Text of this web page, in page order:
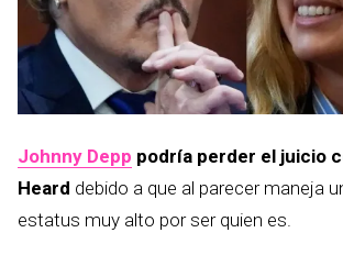
Johnny Depp podría perder el juicio
Heard debido a que al parecer maneja
estatus muy alto por ser quien es.